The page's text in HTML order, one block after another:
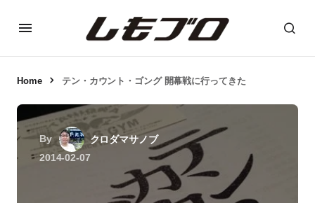
Home テン・カウント・ゴング 開幕戦に行ってきた
By
クロダマサノブ
2014-02-07